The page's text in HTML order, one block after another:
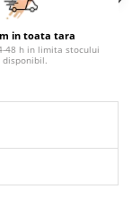
in toata tara
48 h in limita stocului
disponibil.